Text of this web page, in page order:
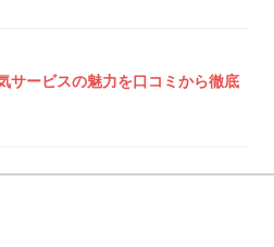
サービスの魅力を口コミから徹底